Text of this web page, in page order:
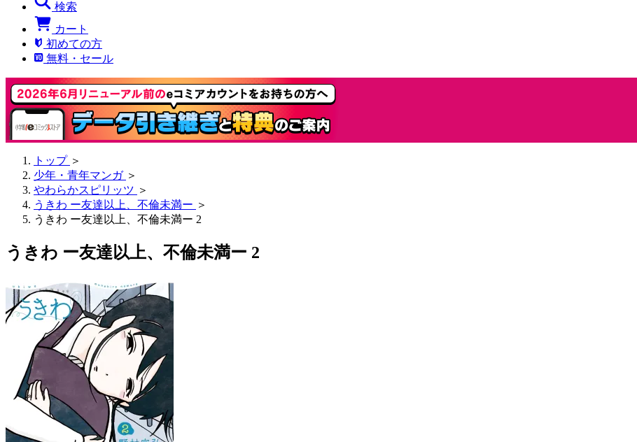
検索
カート
初めての方
無料・セール
トップ ＞
少年・青年マンガ ＞
やわらかスピリッツ ＞
うきわ ー友達以上、不倫未満ー ＞
うきわ ー友達以上、不倫未満ー 2
うきわ ー友達以上、不倫未満ー 2